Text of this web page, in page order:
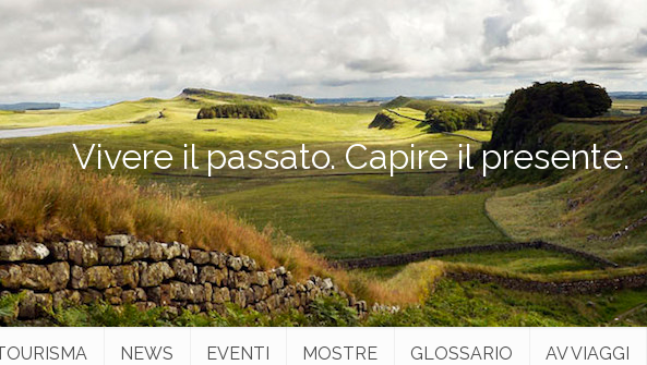
Vivere il passato. Capire il presente.
NEWS EVENTI MOSTRE GLOSSARIO AV VIAGGI